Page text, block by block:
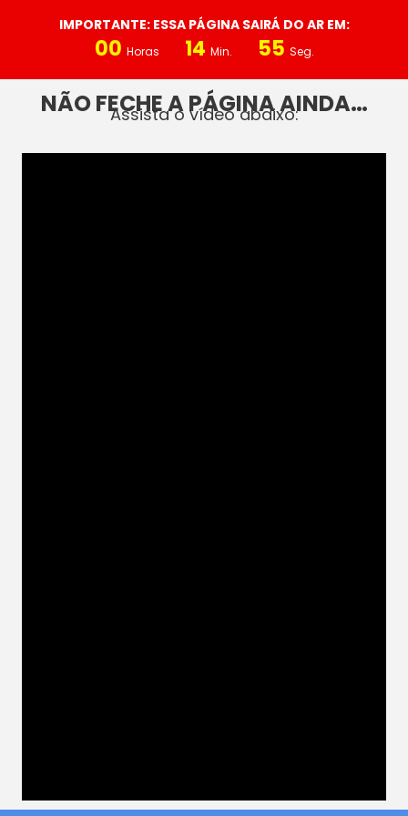
IMPORTANTE: ESSA PÁGINA SAIRÁ DO AR EM:
00 Horas 14 Min. 55 Seg.
NÃO FECHE A PÁGINA AINDA…
Assista o vídeo abaixo: